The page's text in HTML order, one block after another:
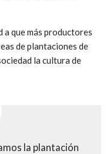
a que más productores
de plantaciones de
la cultura de
la plantación